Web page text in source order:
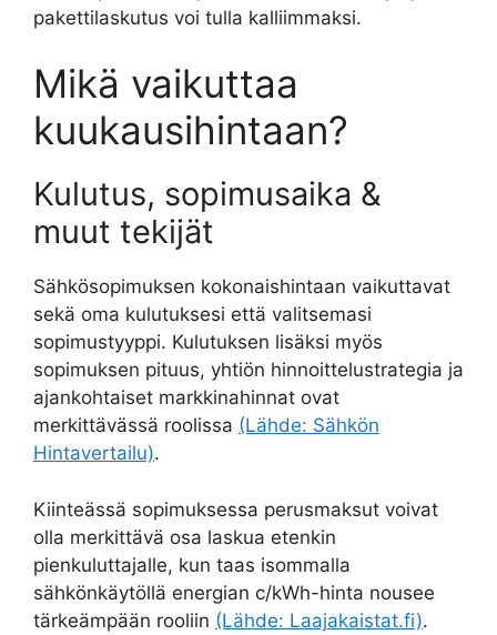
pakettilaskutus voi tulla kalliimmaksi.
Mikä vaikuttaa
kuukausihintaan?
Kulutus, sopimusaika &
muut tekijät
Sähkösopimuksen kokonaishintaan vaikuttavat
sekä oma kulutuksesi että valitsemasi
sopimustyyppi. Kulutuksen lisäksi myös
sopimuksen pituus, yhtiön hinnoittelustrategia ja
ajankohtaiset markkinahinnat ovat
merkittävässä roolissa (Lähde: Sähkön
Hintavertailu).
Kiinteässä sopimuksessa perusmaksut voivat
olla merkittävä osa laskua etenkin
pienkuluttajalle, kun taas isommalla
sähkönkäytöllä energian c/kWh-hinta nousee
tärkeämpään rooliin (Lähde: Laajakaistat.fi).